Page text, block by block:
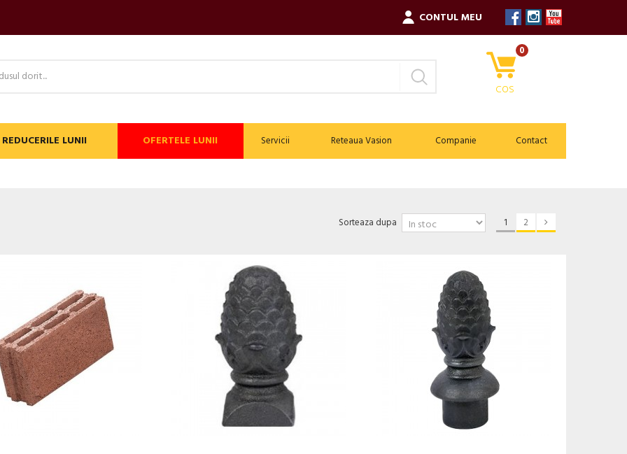
CONTUL MEU
0
COS
REDUCERILE LUNII OFERTELE LUNII Servicii Reteaua Vasion Companie Contact
1 2
Sorteaza dupa